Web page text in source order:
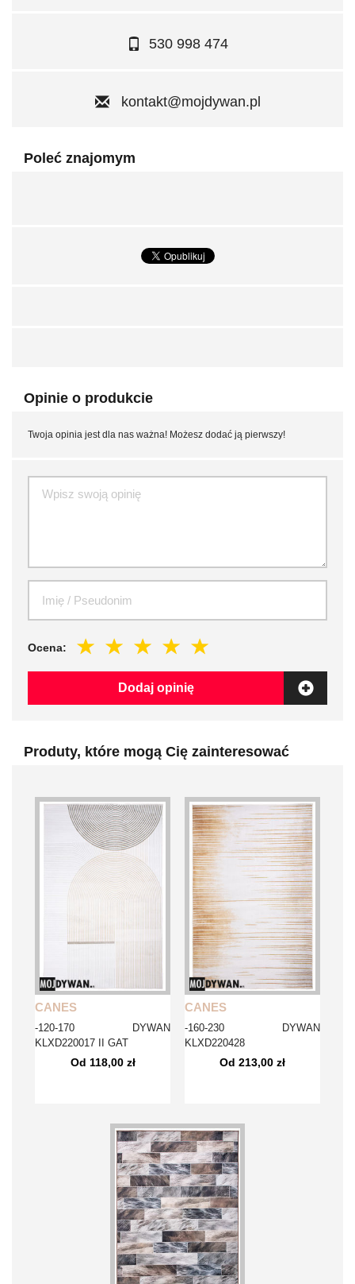
530 998 474
kontakt@mojdywan.pl
Poleć znajomym
Opinie o produkcie
Twoja opinia jest dla nas ważna! Możesz dodać ją pierwszy!
Ocena:
Dodaj opinię
Produty, które mogą Cię zainteresować
CANES
-120-170 DYWAN
KLXD220017 II GAT
Od 118,00 zł
CANES
-160-230 DYWAN
KLXD220428
Od 213,00 zł